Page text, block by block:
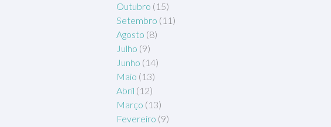
Outubro (15)
Setembro (11)
Agosto (8)
Julho (9)
Junho (14)
Maio (13)
Abril (12)
Março (13)
Fevereiro (9)